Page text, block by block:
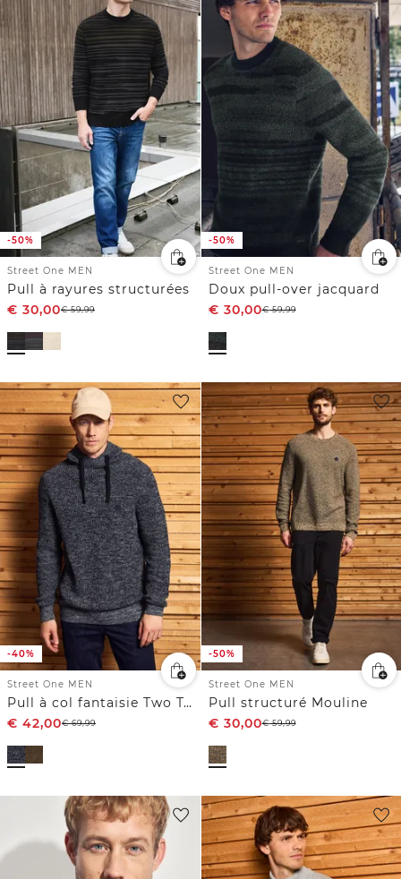
-50%
Street One MEN
Pull à rayures structurées
€ 30,00€59,99
-50%
Street One MEN
Doux pull-over jacquard
€ 30,00€59,99
-40%
Street One MEN
Pull à col fantaisie Two Tone
€ 42,00€69,99
-50%
Street One MEN
Pull structuré Mouline
€ 30,00€59,99